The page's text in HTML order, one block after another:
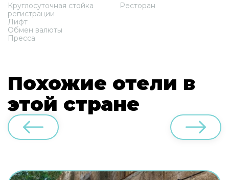
Круглосуточная стойка
регистрации
Лифт
Обмен валюты
Пресса
Ресторан
Похожие отели в
этой стране